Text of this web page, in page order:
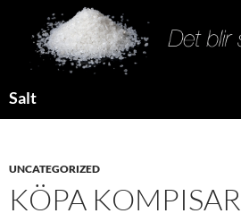
Salt
UNCATEGORIZED
KÖPA KOMPISAR